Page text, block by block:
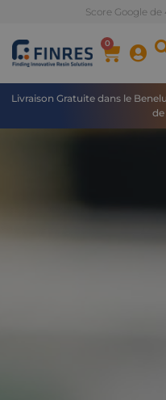
Score Google de
0
Livraison Gratuite dans le